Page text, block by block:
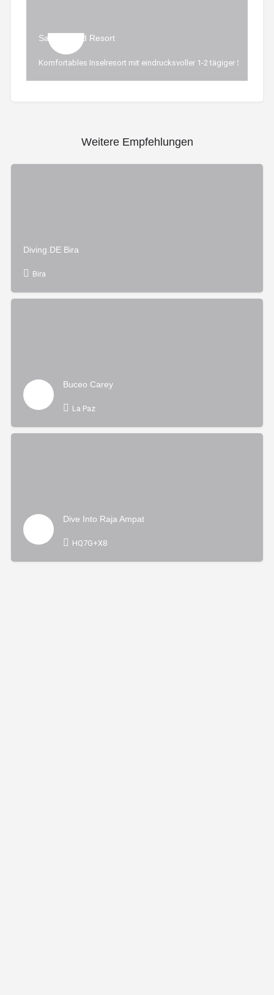
Safari Island Resort
Komfortables Inselresort mit eindrucksvoller 1-2 tägiger Safari
Weitere Empfehlungen
Diving.DE Bira
Bira
Buceo Carey
La Paz
Dive Into Raja Ampat
HQ7G+X8